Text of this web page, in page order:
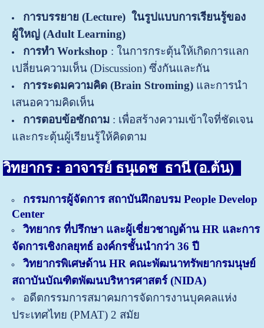
การบรรยาย (Lecture) ในรูปแบบการเรียนรู้ของ
ผู้ใหญ่ (Adult Learning)
การทำ Workshop : ในการกระตุ้นให้เกิดการแลก
เปลี่ยนความเห็น (Discussion) ซึ่งกันและกัน
การระดมความคิด(Brain Stroming)และการนำ
เสนอความคิดเห็น
การตอบข้อซักถาม: เพื่อสร้างความเข้าใจที่ชัดเจน
และกระตุ้นผู้เรียนรู้ให้คิดตาม
วิทยากร : อาจารย์ ธนุเดช ธานี (อ.ต้น)
กรรมการผู้จัดการ สถาบันฝึกอบรม People Develop
Center
วิทยากร ที่ปรึกษา และผู้เชี่ยวชาญด้าน HR และการ
จัดการเชิงกลยุทธ์ องค์กรชั้นนำกว่า 36 ปี
วิทยากรพิเศษด้าน HR คณะพัฒนาทรัพยากรมนุษย์
สถาบันบัณฑิตพัฒนบริหารศาสตร์ (NIDA)
อดีตกรรมการสมาคมการจัดการงานบุคคลแห่ง
ประเทศไทย (PMAT) 2 สมัย